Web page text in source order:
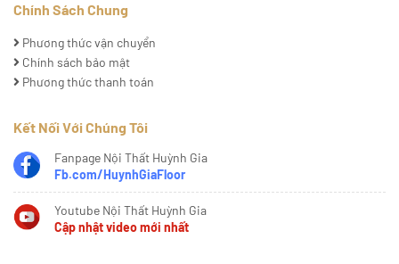
Chính Sách Chung
Phương thức vận chuyển
Chính sách bảo mật
Phương thức thanh toán
Kết Nối Với Chúng Tôi
Fanpage Nội Thất Huỳnh Gia
Fb.com/HuynhGiaFloor
Youtube Nội Thất Huỳnh Gia
Cập nhật video mới nhất